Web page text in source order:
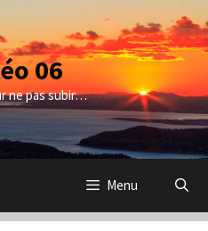
06
ne pas subir…
Menu